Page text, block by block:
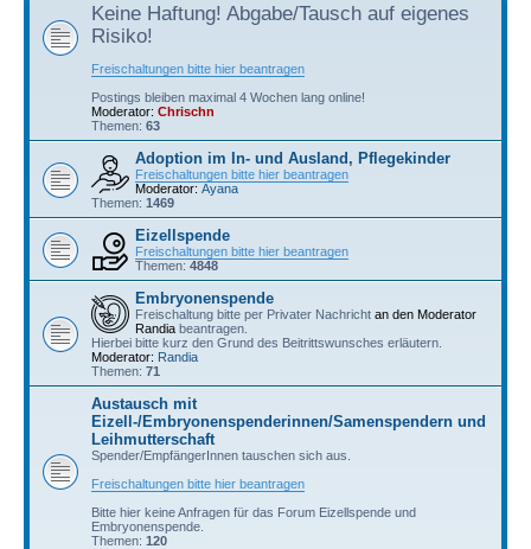
Keine Haftung! Abgabe/Tausch auf eigenes
Risiko!
Freischaltungen bitte hier beantragen
Postings bleiben maximal 4 Wochen lang online!
Moderator: Chrischn
Themen: 63
Adoption im In- und Ausland, Pflegekinder
Freischaltungen bitte hier beantragen
Moderator: Ayana
Themen: 1469
Eizellspende
Freischaltungen bitte hier beantragen
Themen: 4848
Embryonenspende
Freischaltung bitte per Privater Nachricht an den Moderator
Randia beantragen.
Hierbei bitte kurz den Grund des Beitrittswunsches erläutern.
Moderator: Randia
Themen: 71
Austausch mit
Eizell-/Embryonenspenderinnen/Samenspendern und
Leihmutterschaft
Spender/EmpfängerInnen tauschen sich aus.
Freischaltungen bitte hier beantragen
Bitte hier keine Anfragen für das Forum Eizellspende und
Embryonenspende.
Themen: 120